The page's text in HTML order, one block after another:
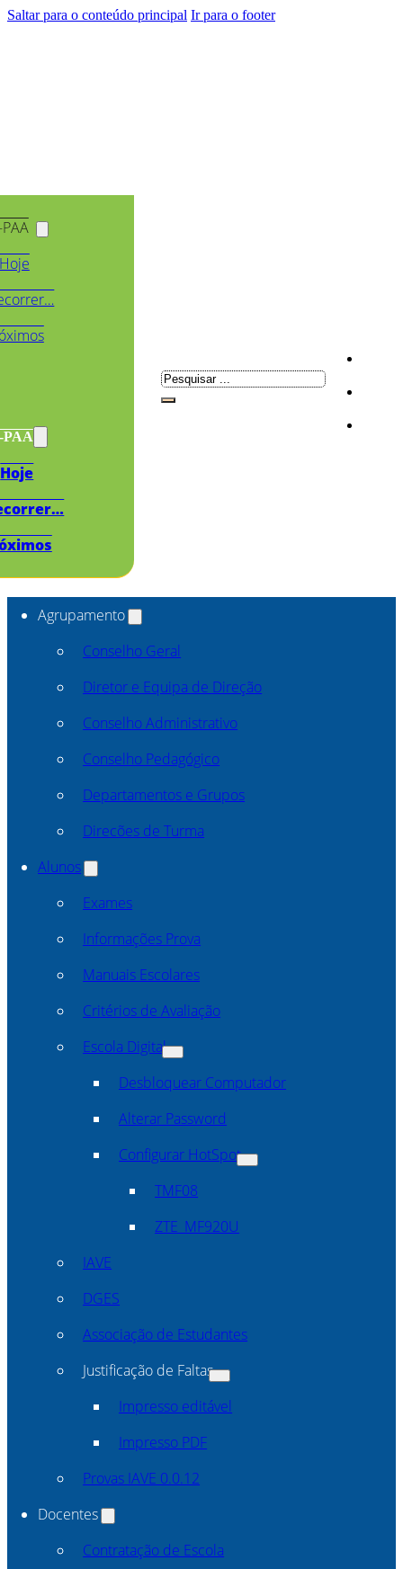
Saltar para o conteúdo principal Ir para o footer
PAA
Hoje
Pesquisar
Agrupamento
Conselho Geral
Diretor e Equipa de Direção
Conselho Administrativo
Conselho Pedagógico
Departamentos e Grupos
Direcões de Turma
Alunos
Exames
Informações Prova
Manuais Escolares
Critérios de Avaliação
Escola Digital
Desbloquear Computador
Alterar Password
Configurar HotSpot
TMF08
ZTE_MF920U
IAVE
DGES
Associação de Estudantes
Justificação de Faltas
Impresso editável
Impresso PDF
Provas IAVE 0.0.12
Docentes
Contratação de Escola